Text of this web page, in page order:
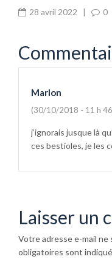
28 avril 2022 | 0
Marlon
(30/10/2018 - 11 h
j’ignorais jusque là
ces bestioles, je les
Laisser un
Votre adresse e-mail ne
obligatoires sont